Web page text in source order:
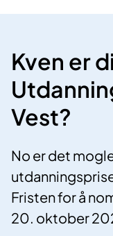
Kven er
Vest?
No er det
Fristen for å
20. oktober